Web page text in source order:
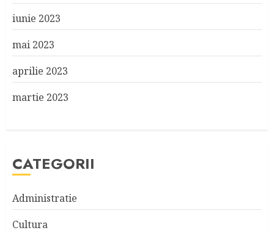
iunie 2023
mai 2023
aprilie 2023
martie 2023
CATEGORII
Administratie
Cultura